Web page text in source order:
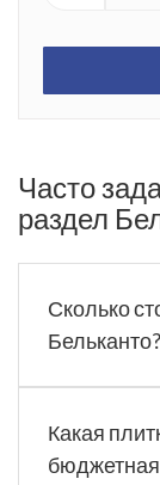
Часто
раздел
Сколько
Бельканто?
Какая